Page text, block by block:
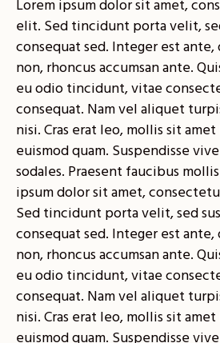
Lorem ipsum dolor sit amet,
elit. Sed tincidunt porta velit,
consequat sed. Integer est
non, rhoncus accumsan ante.
eu odio tincidunt, vitae
consequat. Nam vel aliquet
nisi. Cras erat leo, mollis sit
euismod quam. Suspendisse
sodales. Praesent faucibus
ipsum dolor sit amet,
Sed tincidunt porta velit, sed
consequat sed. Integer est
non, rhoncus accumsan ante.
eu odio tincidunt, vitae
consequat. Nam vel aliquet
nisi. Cras erat leo, mollis sit